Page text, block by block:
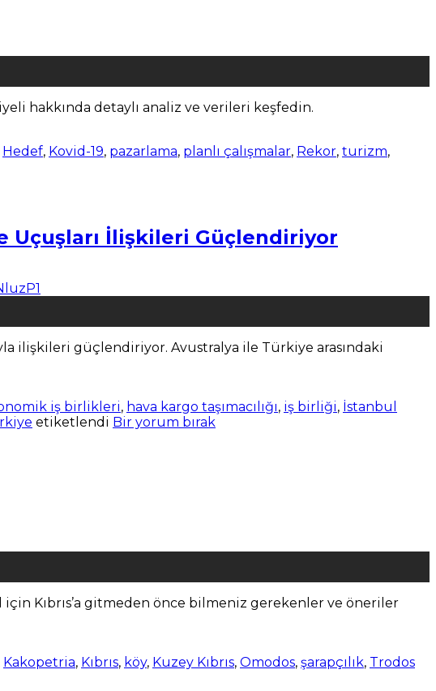
hakkında detaylı analiz ve verileri keşfedin.
Hedef, Kovid-19, pazarlama, planlı çalışmalar, Rekor, turizm,
Uçuşları İlişkileri Güçlendiriyor
ilişkileri güçlendiriyor. Avustralya ile Türkiye arasındaki
iş birlikleri, hava kargo taşımacılığı, iş birliği, İstanbul
etiketlendi Bir yorum bırak
Kıbrıs’a gitmeden önce bilmeniz gerekenler ve öneriler
Kakopetria, Kıbrıs, köy, Kuzey Kıbrıs, Omodos, şarapçılık, Trodos